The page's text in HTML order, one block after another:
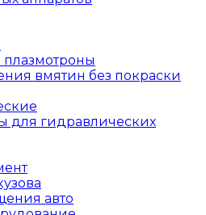
вмятин без покраски
для гидравлических
авто